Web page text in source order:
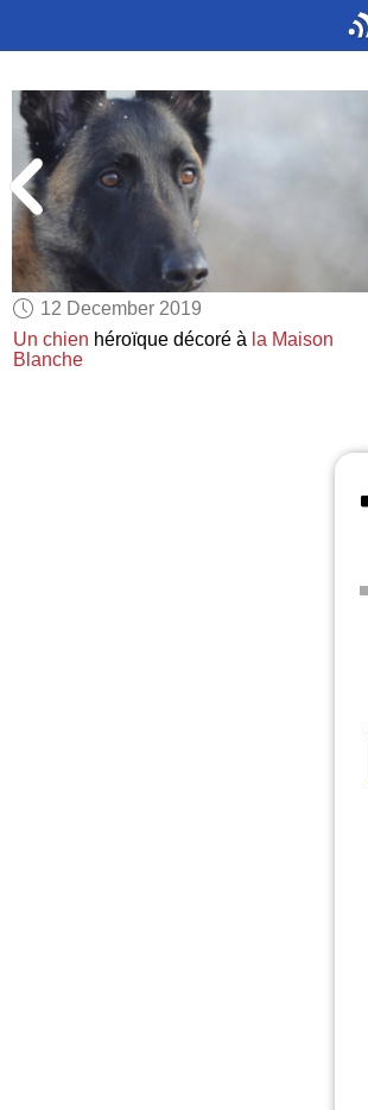
12 December 2019
Un chien héroïque décoré à la Maison
Blanche